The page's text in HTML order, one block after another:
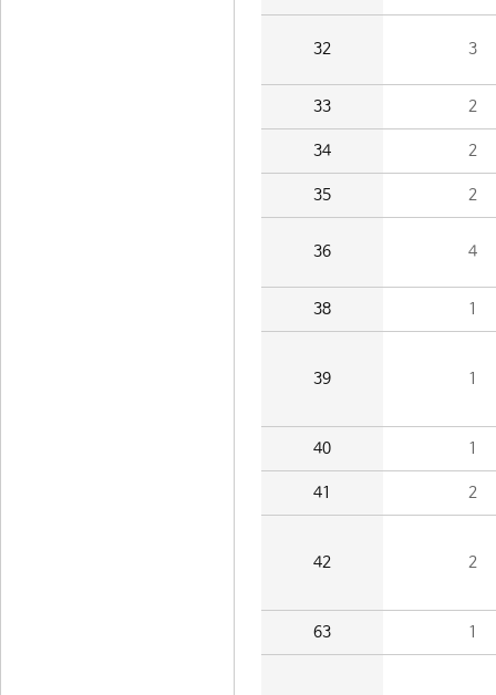
32 3
33 2
34 2
35 2
36 4
38 1
39 1
40 1
41 2
42 2
63 1